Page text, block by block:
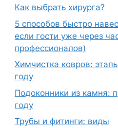
Как выбрать хирурга?
5 способов быстро
если гости уже через
профессионалов)
Химчистка ковров:
году
Подоконники из камня:
году
Трубы и фитинги: виды